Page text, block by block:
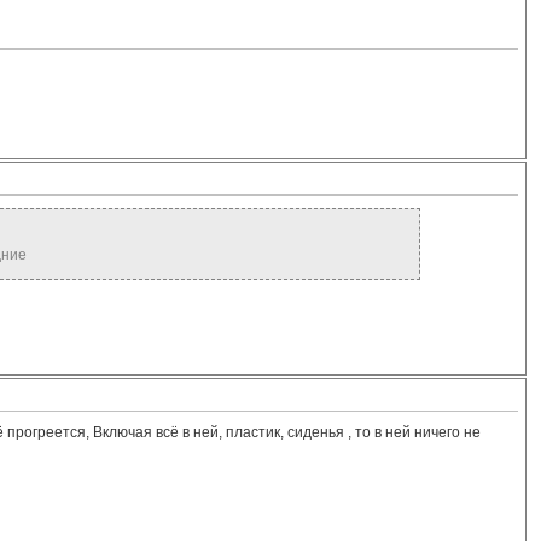
Включая всё в ней, пластик, сиденья , то в ней ничего не